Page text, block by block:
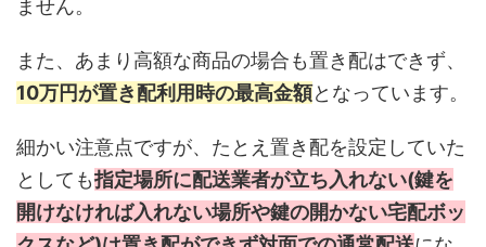
ません。
また、あまり高額な商品の場合も置き配はできず、
10万円が置き配利用時の最高金額となっています。
細かい注意点ですが、たとえ置き配を設定していた
としても指定場所に配送業者が立ち入れない(鍵を
開けなければ入れない場所や鍵の開かない宅配ボッ